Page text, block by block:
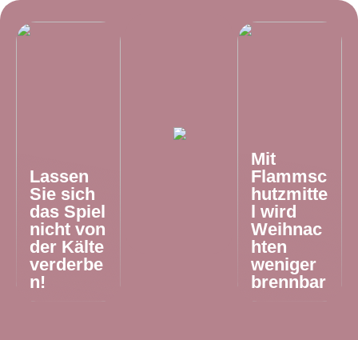
Lassen
Sie sich
das Spiel
nicht von
der Kälte
verderbe
n!
Mit
Flammsc
hutzmitte
l wird
Weihnac
hten
weniger
brennbar